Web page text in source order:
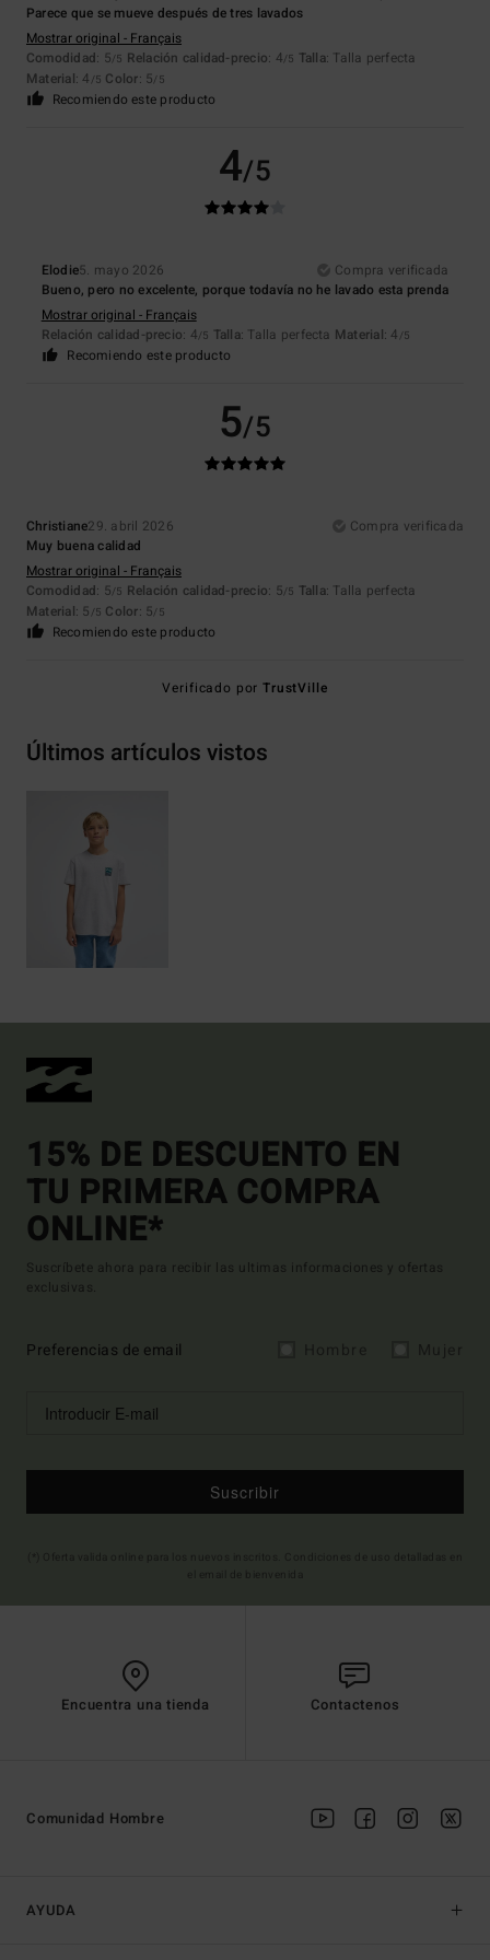
Parece que se mueve después de tres lavados
Mostrar original - Français
Comodidad: 5/5 Relación calidad-precio: 4/5 Talla: Talla perfecta
Material: 4 /5 Color: 5/5
Recomiendo este producto
4/5
Elodie5. mayo 2026
Compra verificada
Bueno, pero no excelente, porque todavía no he lavado esta prenda
Mostrar original - Français
Relación calidad-precio: 4/5 Talla: Talla perfecta Material: 4 /5
Recomiendo este producto
5/5
Christiane29. abril 2026
Compra verificada
Muy buena calidad
Mostrar original - Français
Comodidad: 5/5 Relación calidad-precio: 5/5 Talla: Talla perfecta
Material: 5 /5 Color: 5/5
Recomiendo este producto
Verificado porTrustVille
Últimos artículos vistos
15% DE DESCUENTO EN
TU PRIMERA COMPRA
ONLINE*
Suscríbete ahora para recibir las ultimas informaciones y ofertas
exclusivas.
Preferencias de email
Suscribir
Encuentra una tienda Contactenos
AYUDA
Comunidad Hombre